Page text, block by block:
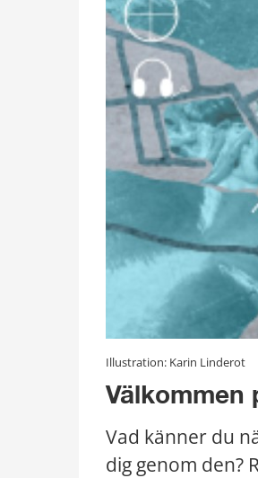
Illustration: Karin Linderot
Välkommen
Vad känner du
dig genom den?